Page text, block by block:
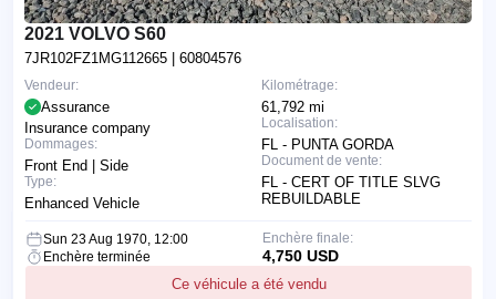
2021 VOLVO S60
7JR102FZ1MG112665 | 60804576
Kilométrage:
61,792 mi
Localisation:
FL - PUNTA GORDA
Document de vente:
FL - CERT OF TITLE SLVG
REBUILDABLE
Vendeur:
Assurance
Insurance company
Dommages:
Front End | Side
Type:
Enhanced Vehicle
Sun 23 Aug 1970, 12:00
Enchère terminée
Ce véhicule a été vendu
Enchère finale:
4,750 USD